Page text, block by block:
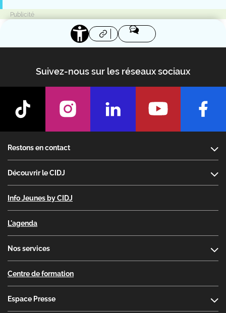
Suivez-nous sur les réseaux sociaux
Restons en contact
Découvrir le CIDJ
Info Jeunes by CIDJ
L'agenda
Nos services
Centre de formation
Espace Presse